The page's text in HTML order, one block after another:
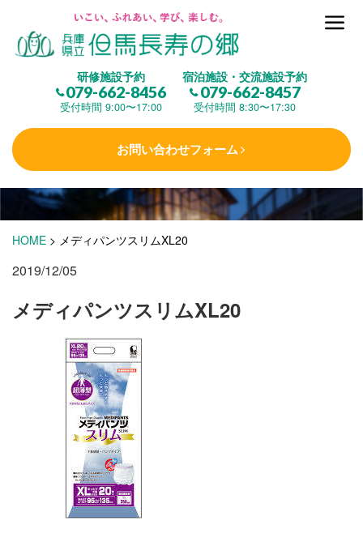
研修施設予約
079-662-8456
受付時間 9:00〜17:00
宿泊施設・交流施設予約
079-662-8457
受付時間 8:30〜17:30
お問い合わせフォーム
但馬長寿の郷とは
(研修施設)
楽しむ
学 ぶ(健康福祉)
泊まる (宿泊)
施設・料金
HOME > メディパンツスリムXL20
2019/12/05
メディパンツスリムXL20